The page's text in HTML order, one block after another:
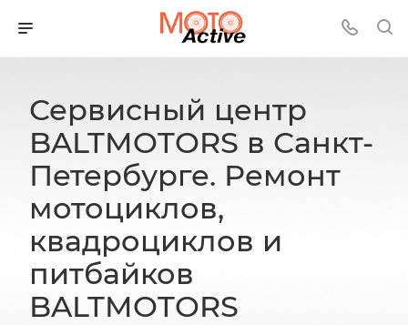
Сервисный центр
BALTMOTORS в Санкт-
Петербурге. Ремонт
мотоциклов,
квадроциклов и
питбайков
BALTMOTORS